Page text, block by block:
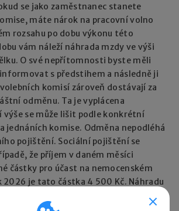
se jako zaměstnanec stanete
máte nárok na pracovní volno
rozsahu po dobu výkonu této
vám náleží náhrada mzdy ve výši
O své nepřítomnosti byste měli
s předstihem a následně ji
komisí zároveň dostávají za
odměnu. Ta je vyplácena
výše se může lišit podle konkrétní
jednáních komise. Odměna nepodléhá
pojištění. Sociální pojištění se
že příjem v daném měsíci
částky pro účast na nemocenském
je tato částka 4 500 Kč. Náhradu
požádat o její refundaci.